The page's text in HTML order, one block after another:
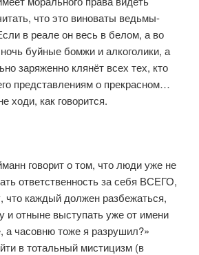
что это виноваты ведьмы-
в реале он весь в белом, а во
буйные бомжи и алкоголики, а
заряженно клянёт всех тех, кто
представлениям о прекрасном…
ходи, как говорится.
говорит о том, что люди уже не
ответственность за себя ВСЕГО,
что каждый должен разбежаться,
и отныне выступать уже от имени
а часовню тоже я разрушил?»
в тотальный мистицизм (в